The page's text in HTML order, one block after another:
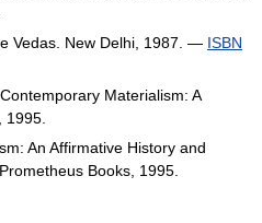
Vedas. New Delhi, 1987. — ISBN
Materialism: A
1995.
An Affirmative History and
Books, 1995.